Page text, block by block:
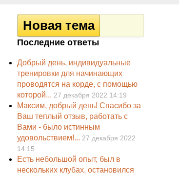
Последние ответы
Добрый день, индивидуальные
тренировки для начинающих
проводятся на корде, с помощью
которой... 27 декабря 2022 14:19
Максим, добрый день! Спасибо за
Ваш теплый отзыв, работать с
Вами - было истинным
удовольствием!... 27 декабря 2022
14:15
Есть небольшой опыт, был в
нескольких клубах, остановился